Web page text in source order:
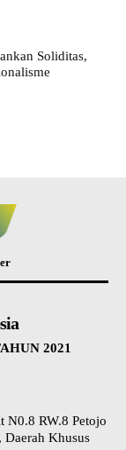
Soliditas,
2021
N0.8 RW.8 Petojo
Daerah Khusus